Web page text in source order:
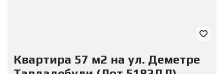
Квартира 57 м2 на ул. Деметре